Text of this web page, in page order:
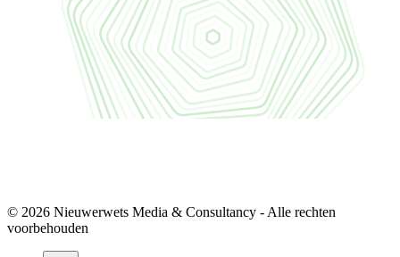
© 2026 Nieuwerwets Media & Consultancy - Alle rechten
voorbehouden